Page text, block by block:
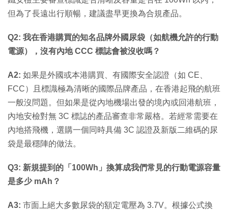
但為了長遠出行順暢，建議盡早更換為合規產品。
Q2: 我在香港購買的知名品牌外國尿袋（如航機允許的行動
電源），沒有內地 CCC 標誌會被沒收嗎？
A2: 如果是外國或本港購買、有國際安全認證（如 CE、
FCC）且標識極為清晰的國際品牌產品，在香港起飛的航班
一般沒問題。但如果是從內地機場出發的境內或回港航班，
內地安檢對無 3C 標誌的產品審查非常嚴格。若經常需要在
內地搭飛機，選購一個同時具備 3C 認證及新版二維碼的尿
袋是最穩陣的做法。
Q3: 新規提到的「100Wh」換算成我們常見的行動電源容量
是多少 mAh？
A3: 市面上絕大多數尿袋的額定電壓為 3.7V。根據公式換